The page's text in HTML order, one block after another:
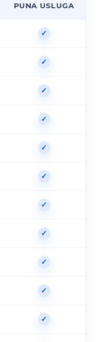
PUNA USLUGA
✓
✓
✓
✓
✓
✓
✓
✓
✓
✓
✓